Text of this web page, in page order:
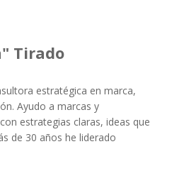
Tirado
estratégica en marca,
Ayudo a marcas y
estrategias claras, ideas que
de 30 años he liderado